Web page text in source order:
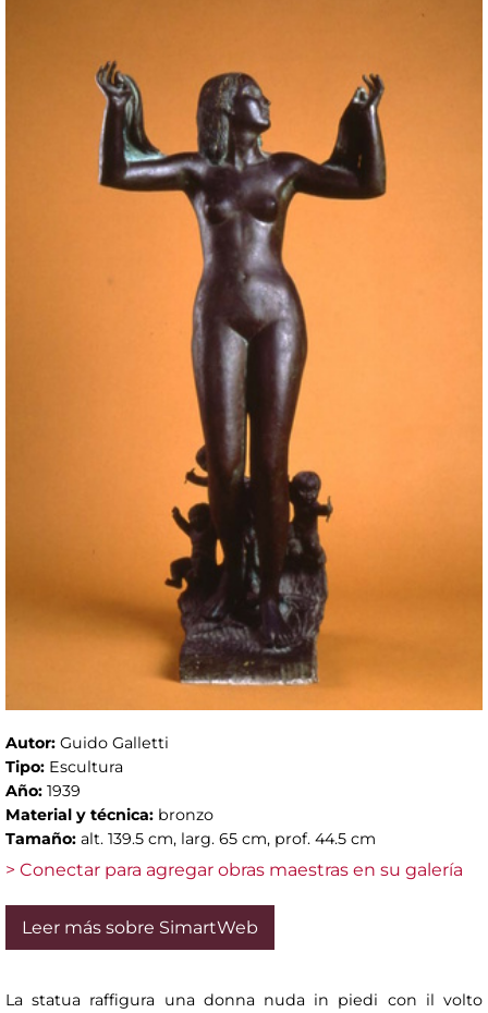
Autor: Guido Galletti
Tipo: Escultura
Año: 1939
Material y técnica: bronzo
Tamaño: alt. 139.5 cm, larg. 65 cm, prof. 44.5 cm
> Conectar para agregar obras maestras en su galería
Leer más sobre SimartWeb
La statua raffigura una donna nuda in piedi con il volto